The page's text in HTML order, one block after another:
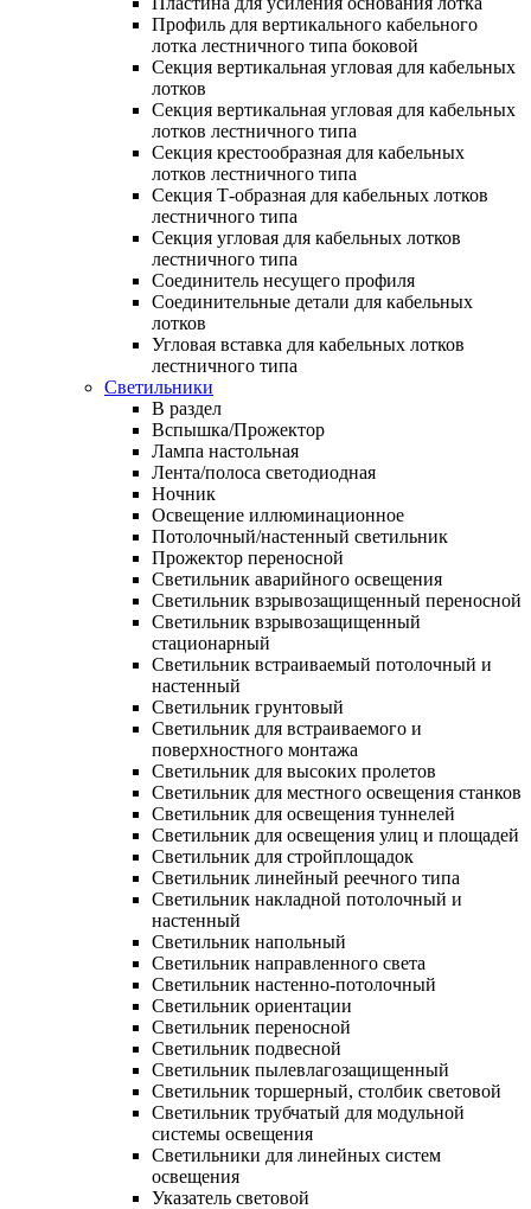
Профиль для вертикального кабельного
лотка лестничного типа боковой
Секция вертикальная угловая для кабельных
лотков
Секция вертикальная угловая для кабельных
лотков лестничного типа
Секция крестообразная для кабельных
лотков лестничного типа
Секция Т-образная для кабельных лотков
лестничного типа
Секция угловая для кабельных лотков
лестничного типа
Соединитель несущего профиля
Соединительные детали для кабельных
лотков
Угловая вставка для кабельных лотков
лестничного типа
Светильники
В раздел
Вспышка/Прожектор
Лампа настольная
Лента/полоса светодиодная
Ночник
Освещение иллюминационное
Потолочный/настенный светильник
Прожектор переносной
Светильник аварийного освещения
Светильник взрывозащищенный переносной
Светильник взрывозащищенный
стационарный
Светильник встраиваемый потолочный и
настенный
Светильник грунтовый
Светильник для встраиваемого и
поверхностного монтажа
Светильник для высоких пролетов
Светильник для местного освещения станков
Светильник для освещения туннелей
Светильник для освещения улиц и площадей
Светильник для стройплощадок
Светильник линейный реечного типа
Светильник накладной потолочный и
настенный
Светильник напольный
Светильник направленного света
Светильник настенно-потолочный
Светильник ориентации
Светильник переносной
Светильник подвесной
Светильник пылевлагозащищенный
Светильник торшерный, столбик световой
Светильник трубчатый для модульной
системы освещения
Светильники для линейных систем
освещения
Указатель световой